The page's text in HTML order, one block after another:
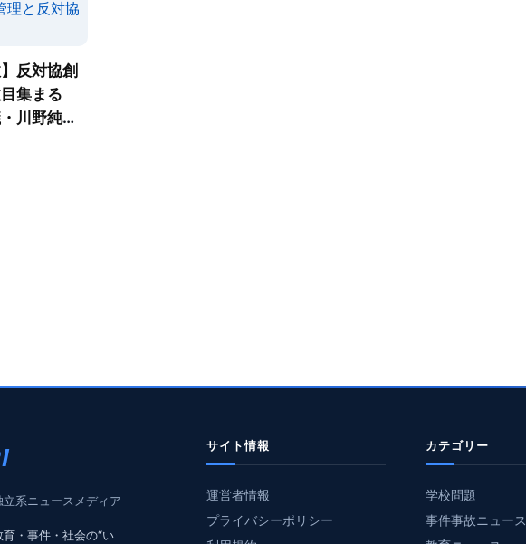
反対協創
目集まる
川野純治
系ニュースメディア
・事件・社会の“い
サイト情報
運営者情報
プライバシーポリシー
カテゴリー
学校問題
事件事故ニュース